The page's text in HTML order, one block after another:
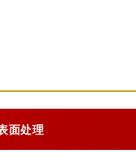
面处理